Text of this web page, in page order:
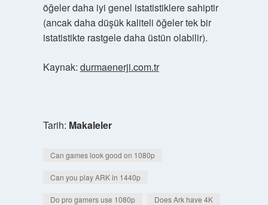
öğeler daha iyi genel istatistiklere sahiptir
(ancak daha düşük kaliteli öğeler tek bir
istatistikte rastgele daha üstün olabilir).
Kaynak: durmaenerji.com.tr
Tarih: Makaleler
Can games look good on 1080p
Can you play ARK in 1440p
Do pro gamers use 1080p Does Ark have 4K